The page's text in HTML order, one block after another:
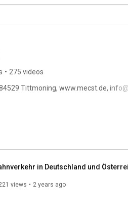
• 275 videos
Tittmoning, www.mecst.de,
in Deutschland und
views 2 years ago